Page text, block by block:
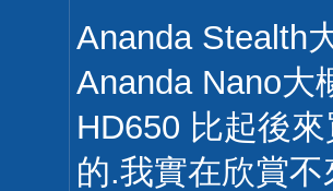
Ananda Stealth
Ananda Nano大
HD650 比起後
的.我實在欣賞不